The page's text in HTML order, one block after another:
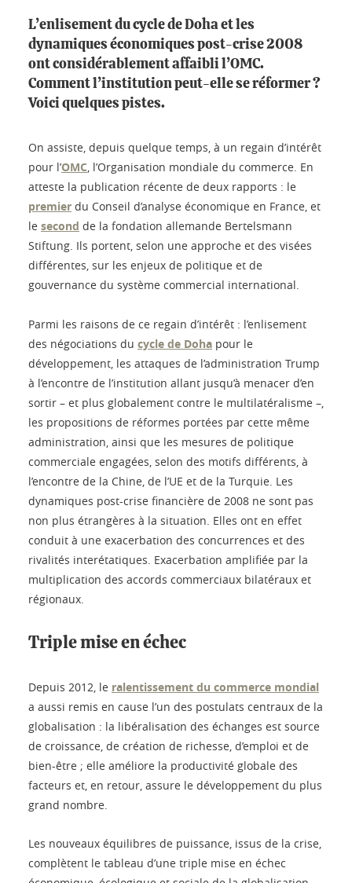
L’enlisement du cycle de Doha et les
dynamiques économiques post-crise 2008
ont considérablement affaibli l’OMC.
Comment l’institution peut-elle se réformer ?
Voici quelques pistes.
On assiste, depuis quelque temps, à un regain d’intérêt
pour l’OMC, l’Organisation mondiale du commerce. En
atteste la publication récente de deux rapports : le
premier du Conseil d’analyse économique en France, et
le second de la fondation allemande Bertelsmann
Stiftung. Ils portent, selon une approche et des visées
différentes, sur les enjeux de politique et de
gouvernance du système commercial international.
Parmi les raisons de ce regain d’intérêt : l’enlisement
des négociations du cycle de Doha pour le
développement, les attaques de l’administration Trump
à l’encontre de l’institution allant jusqu’à menacer d’en
sortir – et plus globalement contre le multilatéralisme –,
les propositions de réformes portées par cette même
administration, ainsi que les mesures de politique
commerciale engagées, selon des motifs différents, à
l’encontre de la Chine, de l’UE et de la Turquie. Les
dynamiques post-crise financière de 2008 ne sont pas
non plus étrangères à la situation. Elles ont en effet
conduit à une exacerbation des concurrences et des
rivalités interétatiques. Exacerbation amplifiée par la
multiplication des accords commerciaux bilatéraux et
régionaux.
Triple mise en échec
Depuis 2012, le ralentissement du commerce mondial
a aussi remis en cause l’un des postulats centraux de la
globalisation : la libéralisation des échanges est source
de croissance, de création de richesse, d’emploi et de
bien-être ; elle améliore la productivité globale des
facteurs et, en retour, assure le développement du plus
grand nombre.
Les nouveaux équilibres de puissance, issus de la crise,
complètent le tableau d’une triple mise en échec